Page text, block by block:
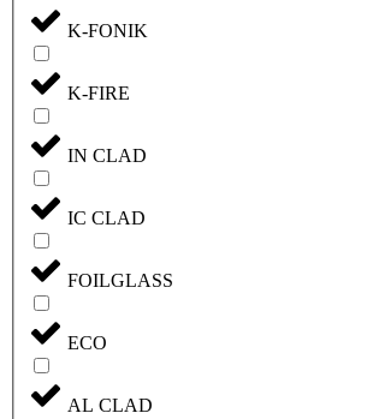
K-FONIK
K-FIRE
IN CLAD
IC CLAD
FOILGLASS
ECO
AL CLAD